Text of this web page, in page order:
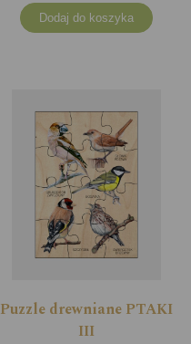
Dodaj do koszyka
Puzzle drewniane PTAKI
III